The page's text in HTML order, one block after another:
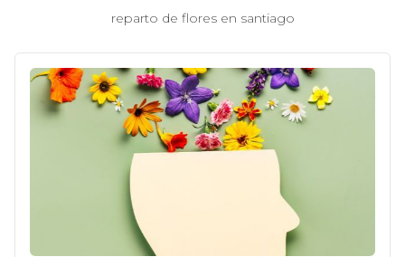
reparto de flores en santiago